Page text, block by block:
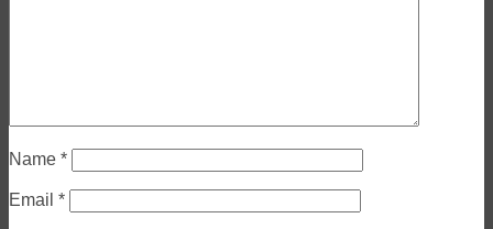
Name *
Email *